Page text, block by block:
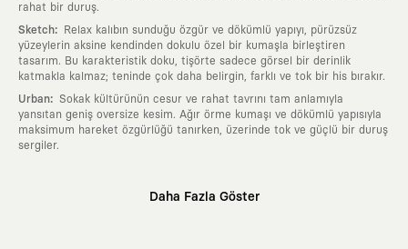
rahat bir duruş.
Sketch:
Relax kalıbın sunduğu özgür ve dökümlü yapıyı, pürüzsüz
yüzeylerin aksine kendinden dokulu özel bir kumaşla birleştiren
tasarım. Bu karakteristik doku, tişörte sadece görsel bir derinlik
katmakla kalmaz; teninde çok daha belirgin, farklı ve tok bir his bırakır.
Urban: Sokak kültürünün cesur ve rahat tavrını tam anlamıyla
yansıtan geniş oversize kesim. Ağır örme kumaşı ve dökümlü yapısıyla
maksimum hareket özgürlüğü tanırken, üzerinde tok ve güçlü bir duruş
sergiler.
Daha Fazla Göster